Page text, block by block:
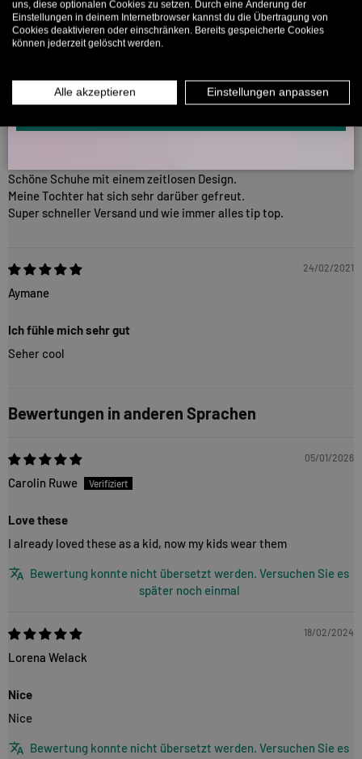
top
Meine Tochter liebt sie
17/03/2026
Schöne Schuhe mit einem zeitlosen Design.
Meine Tochter hat sich sehr darüber gefreut.
Super schneller Versand und wie immer alles tip top.
24/02/2021
Aymane
Ich fühle mich sehr gut
Seher cool
Bewertungen in anderen Sprachen
05/01/2026
Carolin Ruwe
Love these
I already loved these as a kid, now my kids wear them
Bewertung konnte nicht übersetzt werden. Versuchen Sie es
später noch einmal
18/02/2024
Lorena Welack
Nice
Nice
Bewertung konnte nicht übersetzt werden. Versuchen Sie es
MÄNNER
INFOS ÜBER WHATSAPP? KEIN PROBLEM!
KLICK HIER UND SCHICKE UNS DIE VORGESCHRIEBENE NACHRICHT,
uns, diese optionalen Cookies zu setzen. Durch eine Änderung der
Einstellungen in deinem Internetbrowser kannst du die Übertragung von
Cookies deaktivieren oder einschränken. Bereits gespeicherte Cookies
können jederzeit gelöscht werden.
Alle akzeptieren Einstellungen anpassen